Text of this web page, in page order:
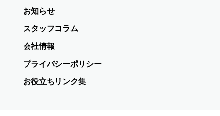
お知らせ
スタッフコラム
会社情報
プライバシーポリシー
お役立ちリンク集